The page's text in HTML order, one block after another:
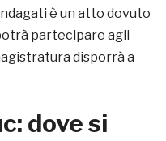
è un atto dovuto
partecipare agli
disporrà a
dove si